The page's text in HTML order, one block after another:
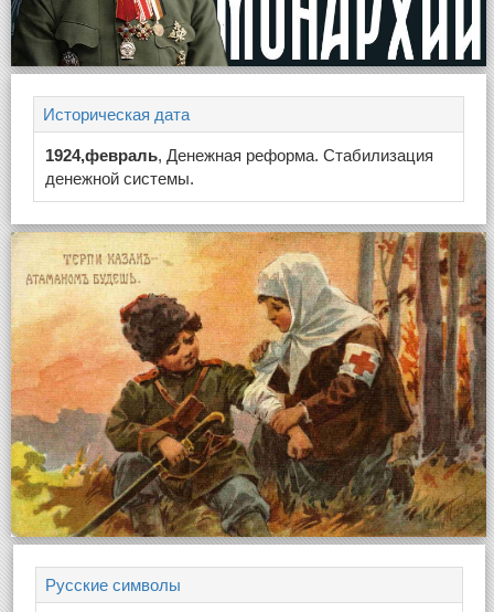
Историческая дата
1924,февраль, Денежная реформа. Стабилизация
денежной системы.
Русские символы